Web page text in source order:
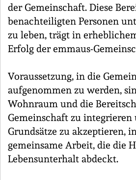
der Gemeinschaft. Diese
benachteiligten Personen
zu leben, trägt in
Erfolg der emmaus-
Voraussetzung, in die
aufgenommen zu werden,
Wohnraum und die
Gemeinschaft zu integrieren
Grundsätze zu akzeptieren,
gemeinsame Arbeit, die die
Lebensunterhalt abdeckt.